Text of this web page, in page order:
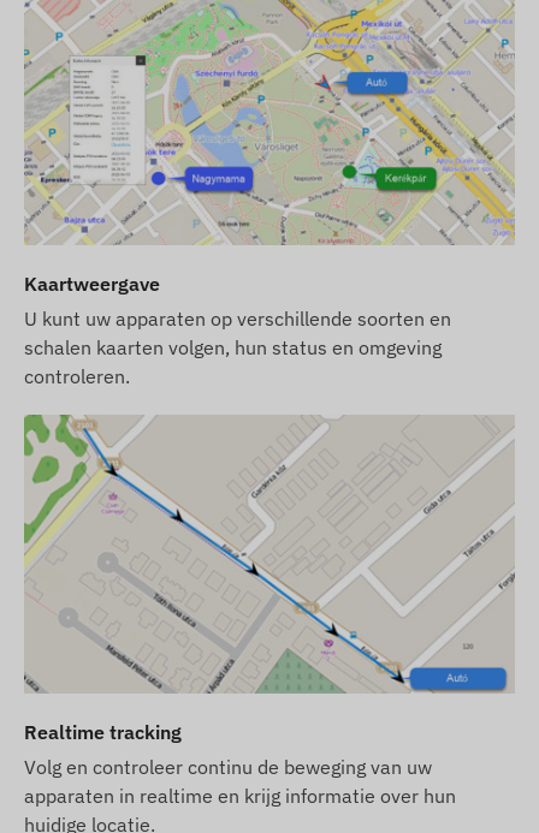
Interne batterij met 60 dagen stand-by tijd
Interne, zeer gevoelige GNSS-antenne
LED-displays voor bedrijfscontrole
Automatische omschakeling tussen slaap- en
waakmodi (als deze functie is ingeschakeld)
Alarmmeldingen
Vertrek of aankomst bij digitale POI-afbakening
Lage batterijspanning
De inhoud van het pakket
FLEXCOM FB224GN6004 fiets gps-tracker
Oplader en USB-oplaadkabel
Veiligheidsschroeven en schroevendraaier (kop)
SIM-kaartkosten en softwarelicentie voor
desktop en mobiele telefoon voor een jaar
Gebruiksvoorwaarden
Voor normale werking van het apparaat is een
actieve verbinding met
satellietplaatsbepalingssystemen en de
netwerken van mobiele operators nodig. Deze
zorgen voor gegevensverzameling en -overdracht,
evenals communicatie met de telefoon van de
Kaartweergave
U kunt uw apparaten op verschillende soorten en
schalen kaarten volgen, hun status en omgeving
controleren.
Realtime tracking
Volg en controleer continu de beweging van uw
apparaten in realtime en krijg informatie over hun
huidige locatie.